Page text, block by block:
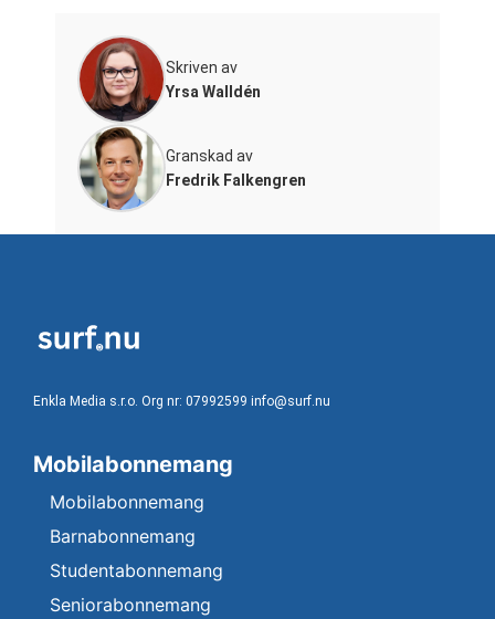
Skriven av
Yrsa Walldén
Granskad av
Fredrik Falkengren
Enkla Media s.r.o. Org nr: 07992599 info@surf.nu
Mobilabonnemang
Mobilabonnemang
Barnabonnemang
Studentabonnemang
Seniorabonnemang